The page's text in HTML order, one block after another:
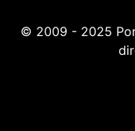
© 2009 - 2025